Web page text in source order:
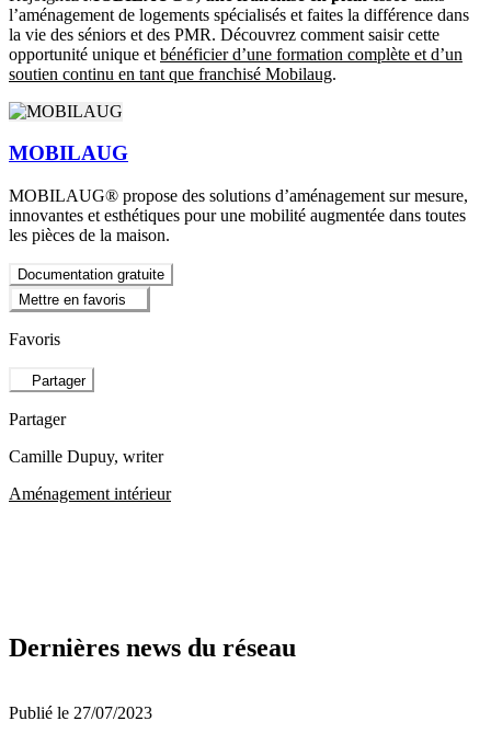
l’aménagement de logements spécialisés et faites la différence dans
la vie des séniors et des PMR. Découvrez comment saisir cette
opportunité unique et bénéficier d’une formation complète et d’un
soutien continu en tant que franchisé Mobilaug.
MOBILAUG
MOBILAUG® propose des solutions d’aménagement sur mesure,
innovantes et esthétiques pour une mobilité augmentée dans toutes
les pièces de la maison.
Documentation gratuite
Mettre en favoris
Favoris
Partager
Partager
Camille Dupuy, writer
Aménagement intérieur
Dernières news du réseau
Publié le 27/07/2023